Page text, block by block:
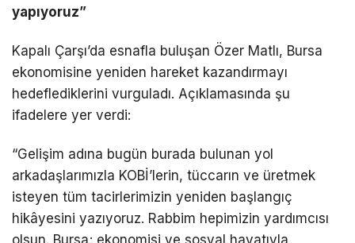
yapıyoruz”
Kapalı Çarşı’da esnafla buluşan Özer Matlı, Bursa
ekonomisine yeniden hareket kazandırmayı
hedeflediklerini vurguladı. Açıklamasında şu
ifadelere yer verdi:
“Gelişim adına bugün burada bulunan yol
arkadaşlarımızla KOBİ’lerin, tüccarın ve üretmek
isteyen tüm tacirlerimizin yeniden başlangıç
hikâyesini yazıyoruz. Rabbim hepimizin yardımcısı